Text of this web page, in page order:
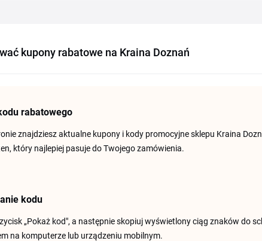
kupony rabatowe na Kraina Doznań
rabatowego
znajdziesz aktualne kupony i kody promocyjne sklepu Kraina
który najlepiej pasuje do Twojego zamówienia.
kodu
„Pokaż kod", a następnie skopiuj wyświetlony ciąg znaków do
na komputerze lub urządzeniu mobilnym.